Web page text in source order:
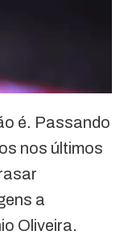
é. Passando
nos últimos
a
Oliveira.